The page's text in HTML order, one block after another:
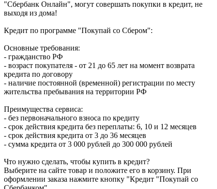
"Сбербанк Онлайн", могут совершать покупки в кредит, не
выходя из дома!
Кредит по программе "Покупай со Сбером":
Основные требования:
- гражданство РФ
- возраст покупателя - от 21 до 65 лет на момент возврата
кредита по договору
- наличие постоянной (временной) регистрации по месту
жительства пребывания на территории РФ
Преимущества сервиса:
- без первоначального взноса по кредиту
- срок действия кредита без переплаты: 6, 10 и 12 месяцев
- срок действия кредита от 3 до 36 месяцев
- сумма кредита от 3 000 рублей до 300 000 рублей
Что нужно сделать, чтобы купить в кредит?
Выберите на сайте товар и положите его в корзину. При
оформлении заказа нажмите кнопку "Кредит "Покупай со